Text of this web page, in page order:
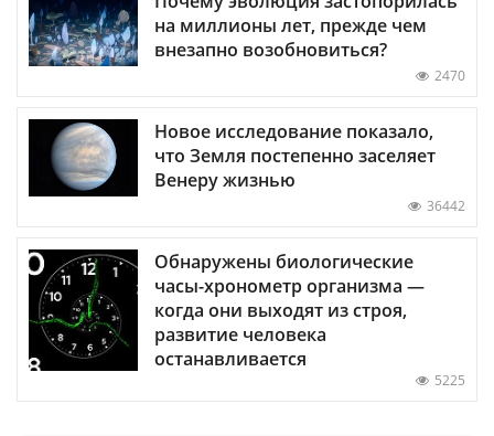
на миллионы лет, прежде чем
внезапно возобновиться?
2470
Новое исследование показало,
что Земля постепенно заселяет
Венеру жизнью
36442
Обнаружены биологические
часы-хронометр организма —
когда они выходят из строя,
развитие человека
останавливается
5225